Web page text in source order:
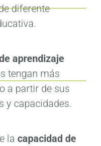
diferente
aprendizaje
tengan más
a partir de sus
y capacidades.
lacapacidad de